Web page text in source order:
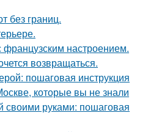
без границ.
французским настроением.
возвращаться.
пошаговая инструкция
которые вы не знали
руками: пошаговая